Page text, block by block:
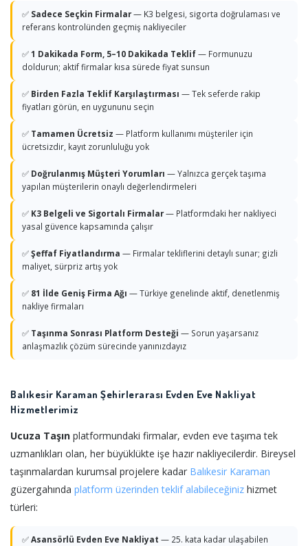
✅ Sadece Seçkin Firmalar— K3 belgesi, sigorta doğrulaması ve
referans kontrolünden geçmiş nakliyeciler
✅1 Dakikada Form, 5–10 Dakikada Teklif— Formunuzu
doldurun; aktif firmalar kısa sürede fiyat sunsun
✅ Birden Fazla Teklif Karşılaştırması — Tek seferde rakip
fiyatları görün, en uygununu seçin
✅ Tamamen Ücretsiz — Platform kullanımı müşteriler için
ücretsizdir, kayıt zorunluluğu yok
✅ Doğrulanmış Müşteri Yorumları — Yalnızca gerçek taşıma
yapılan müşterilerin onaylı değerlendirmeleri
✅ K3 Belgeli ve Sigortalı Firmalar— Platformdaki her nakliyeci
yasal güvence kapsamında çalışır
✅Şeffaf Fiyatlandırma — Firmalar tekliflerini detaylı sunar; gizli
maliyet, sürpriz artış yok
✅ 81 İlde Geniş Firma Ağı — Türkiye genelinde aktif, denetlenmiş
nakliye firmaları
✅ Taşınma Sonrası Platform Desteği — Sorun yaşarsanız
anlaşmazlık çözüm sürecinde yanınızdayız
Balıkesir Karaman Şehirlerarası Evden Eve Nakliyat
Hizmetlerimiz
Ucuza Taşın platformundaki firmalar, evden eve taşıma tek
uzmanlıkları olan, her büyüklükte işe hazır nakliyecilerdir. Bireysel
taşınmalardan kurumsal projelere kadar Balıkesir Karaman
güzergahında platform üzerinden teklif alabileceğiniz hizmet
türleri:
✅Asansörlü Evden Eve Nakliyat — 25. kata kadar ulaşabilen